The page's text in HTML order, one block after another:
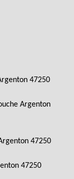
47250
Argenton
47250
47250